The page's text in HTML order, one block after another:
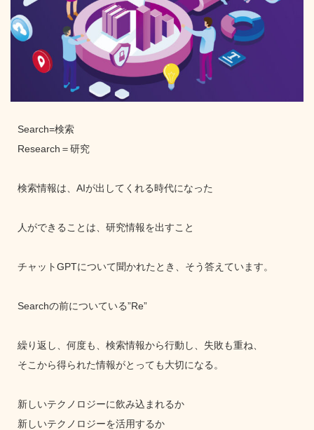
Search=検索
Research＝研究
検索情報は、AIが出してくれる時代になった
人ができることは、研究情報を出すこと
チャットGPTについて聞かれたとき、そう答えています。
Searchの前についている”Re”
繰り返し、何度も、検索情報から行動し、失敗も重ね、
そこから得られた情報がとっても大切になる。
新しいテクノロジーに飲み込まれるか
新しいテクノロジーを活用するか